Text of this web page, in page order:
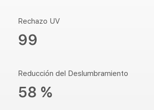
Rechazo UV
99
Reducción del Deslumbramiento
58 %